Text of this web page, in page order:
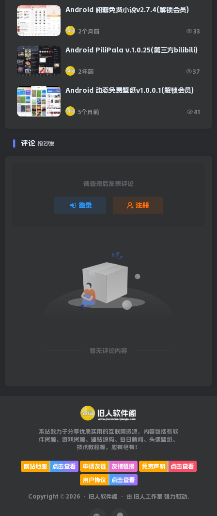
Android 阅瓣免费小说v2.7.4(解锁会员)
2个月前 33
Android PiliPala v.1.0.25(第三方bilibili)
2年前 37
Android 动态免费壁纸v1.0.0.1(解锁会员)
5个月前 41
评论 抢沙发
请登录后发表评论
登录 注册
暂无评论内容
本站致力于分享优质实用的互联网资源，内容包括有软
件资源、游戏资源、建站源码、每日新闻、头像壁纸、
技术教程等，应有尽有！
网站地图 点击查看 申请友链 友情链接 免责声明
点击查看
用户协议
点击查看
Copyright © 2026 · 旧人软件阁 · 由 旧人工作室 强力驱动.